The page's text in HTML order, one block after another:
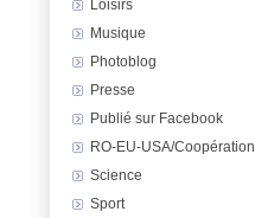
Loisirs
Musique
Photoblog
Presse
Publié sur Facebook
RO-EU-USA/Coopération
Science
Sport